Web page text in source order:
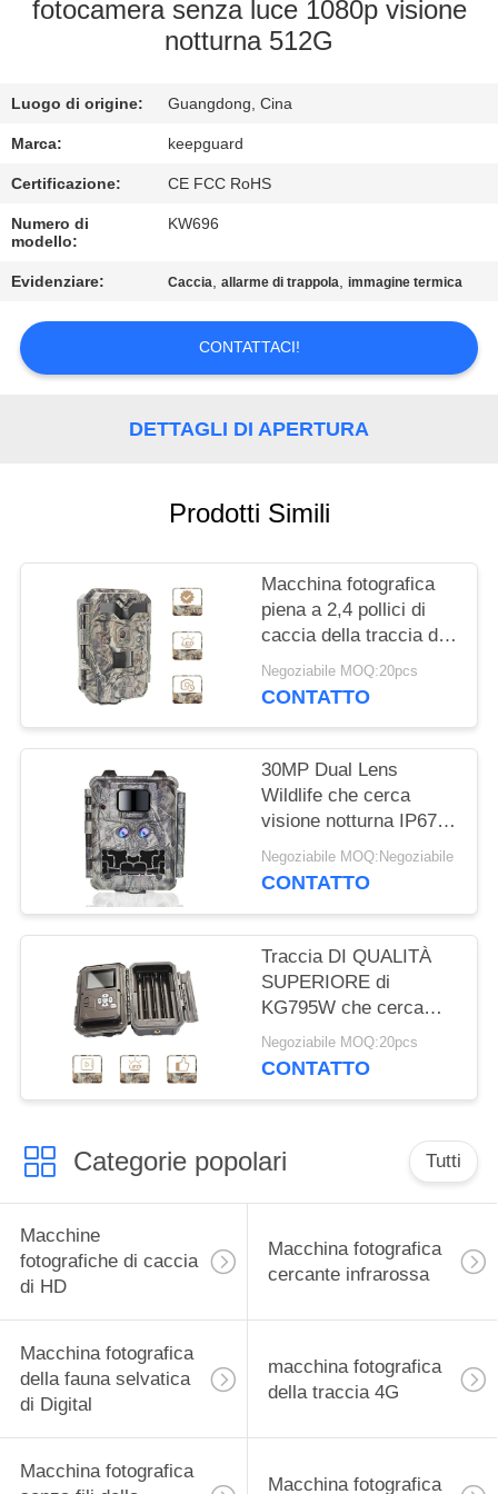
ALLA
CONTROLLO
DELLA
QUALITÀ
CONTATTACI
NOTIZIE
POLITICA
SULLA
PRIVACY
fotocamera senza luce 1080p visione
notturna 512G
Luogo di origine: Guangdong, Cina
Marca: keepguard
Certificazione: CE FCC RoHS
Numero di
modello:
KW696
Evidenziare: Caccia,allarme di trappola,immagine termica
CONTATTACI!
DETTAGLI DI APERTURA
Prodotti Simili
Macchina fotografica
piena a 2,4 pollici di
caccia della traccia di
IR LED HD 1080P delle
macchine fotografiche
Negoziabile MOQ:20pcs
CONTATTO
30MP Dual Lens
Wildlife che cerca
visione notturna IP67
della macchina
fotografica 1080P
Negoziabile MOQ:Negoziabile
CONTATTO
Traccia DI QUALITÀ
SUPERIORE di
KG795W che cerca
macchina fotografica
30MP 1080P HD per
Negoziabile MOQ:20pcs
CONTATTO
Categorie popolari Tutti
Macchine
fotografiche di caccia
di HD
Macchina fotografica
cercante infrarossa
Macchina fotografica
della fauna selvatica
di Digital
macchina fotografica
della traccia 4G
Macchina fotografica
Macchina fotografica